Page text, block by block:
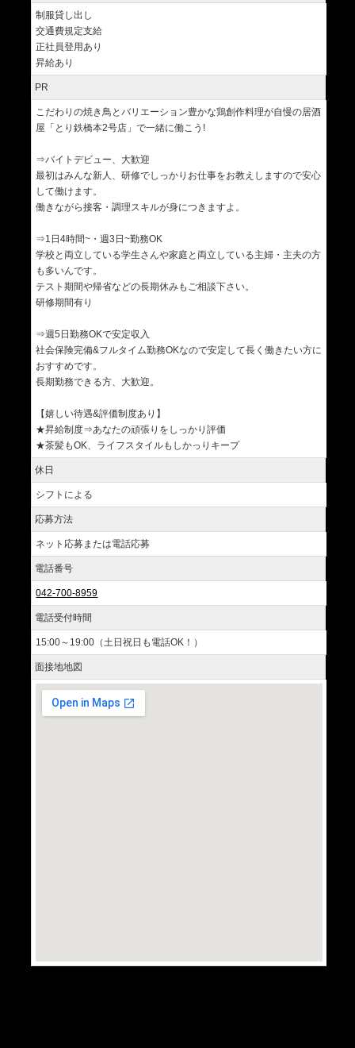
制服貸し出し
交通費規定支給
正社員登用あり
昇給あり
PR
こだわりの焼き鳥とバリエーション豊かな鶏創作料理が自慢の居酒
屋「とり鉄橋本2号店」で一緒に働こう!
⇒バイトデビュー、大歓迎
最初はみんな新人、研修でしっかりお仕事をお教えしますので安心
して働けます。
働きながら接客・調理スキルが身につきますよ。
⇒1日4時間~・週3日~勤務OK
学校と両立している学生さんや家庭と両立している主婦・主夫の方
も多いんです。
テスト期間や帰省などの長期休みもご相談下さい。
研修期間有り
⇒週5日勤務OKで安定収入
社会保険完備&フルタイム勤務OKなので安定して長く働きたい方に
おすすめです。
長期勤務できる方、大歓迎。
【嬉しい待遇&評価制度あり】
★昇給制度⇒あなたの頑張りをしっかり評価
★茶髪もOK、ライフスタイルもしかっりキープ
休日
シフトによる
応募方法
ネット応募または電話応募
電話番号
042-700-8959
電話受付時間
15:00～19:00（土日祝日も電話OK！）
面接地地図